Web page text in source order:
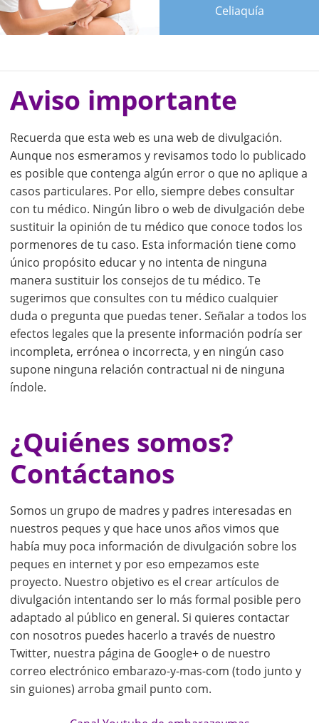
Celiaquía
Aviso importante
Recuerda que esta web es una web de divulgación.
Aunque nos esmeramos y revisamos todo lo publicado
es posible que contenga algún error o que no aplique a
casos particulares. Por ello, siempre debes consultar
con tu médico. Ningún libro o web de divulgación debe
sustituir la opinión de tu médico que conoce todos los
pormenores de tu caso. Esta información tiene como
único propósito educar y no intenta de ninguna
manera sustituir los consejos de tu médico. Te
sugerimos que consultes con tu médico cualquier
duda o pregunta que puedas tener. Señalar a todos los
efectos legales que la presente información podría ser
incompleta, errónea o incorrecta, y en ningún caso
supone ninguna relación contractual ni de ninguna
índole.
¿Quiénes somos?
Contáctanos
Somos un grupo de madres y padres interesadas en
nuestros peques y que hace unos años vimos que
había muy poca información de divulgación sobre los
peques en internet y por eso empezamos este
proyecto. Nuestro objetivo es el crear artículos de
divulgación intentando ser lo más formal posible pero
adaptado al público en general. Si quieres contactar
con nosotros puedes hacerlo a través de nuestro
Twitter, nuestra página de Google+ o de nuestro
correo electrónico embarazo-y-mas-com (todo junto y
sin guiones) arroba gmail punto com.